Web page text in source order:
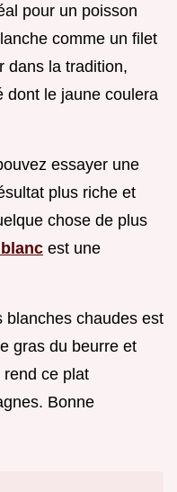
pour un poisson
comme un filet
dans la tradition,
le jaune coulera
essayer une
plus riche et
chose de plus
est une
blanches chaudes est
gras du beurre et
rend ce plat
Bonne